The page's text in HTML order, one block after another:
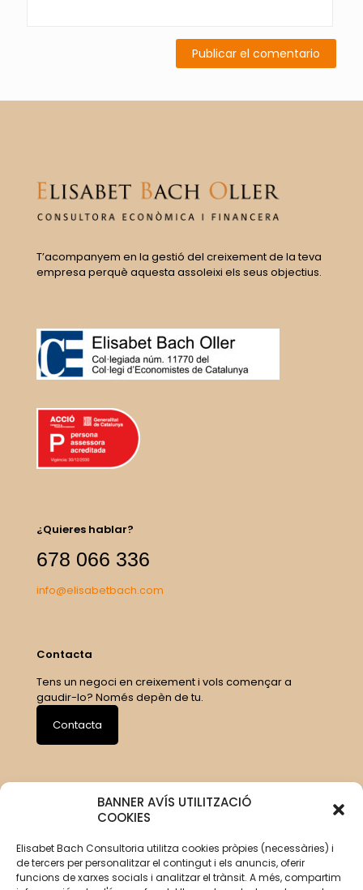
BANNER AVÍS UTILITZACIÓ
COOKIES
Elisabet Bach Consultoria utilitza cookies pròpies (necessàries) i
de tercers per personalitzar el contingut i els anuncis, oferir
funcions de xarxes socials i analitzar el trànsit. A més, compartim
T’acompanyem en la gestió del creixement de la teva
empresa perquè aquesta assoleixi els seus objectius.
¿Quieres hablar?
678 066 336
info@elisabetbach.com
Contacta
Tens un negoci en creixement i vols començar a
gaudir-lo? Només depèn de tu.
Contacta